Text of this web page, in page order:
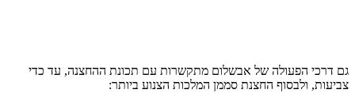
דרכי הפעולה של אבשלום מתקשרות עם תכונת ההחצנה, עד כדי
ולבסוף החצנת סממן המלכות הצנוע ביותר: